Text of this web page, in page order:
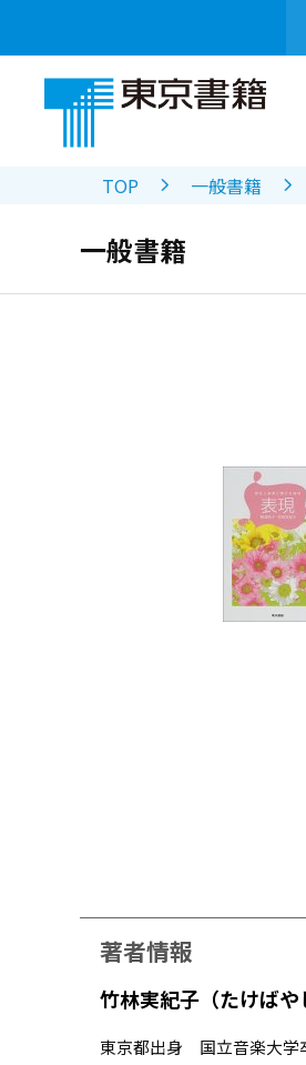
TOP 一般書籍
一般書籍
著者情報
竹林実紀子（たけばや
東京都出身 国立音楽大学